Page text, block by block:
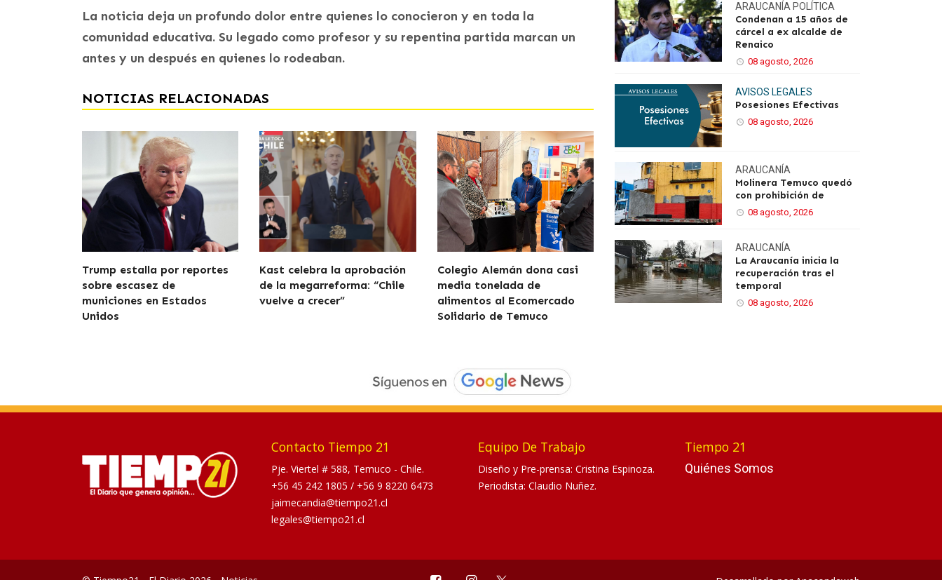
La noticia deja un profundo dolor entre quienes lo conocieron y en toda la
comunidad educativa. Su legado como profesor y su repentina partida marcan un
antes y un después en quienes lo rodeaban.
NOTICIAS RELACIONADAS
Trump estalla por reportes
sobre escasez de
municiones en Estados
Unidos
Kast celebra la aprobación
de la megarreforma: “Chile
vuelve a crecer”
Colegio Alemán dona casi
media tonelada de
alimentos al Ecomercado
Solidario de Temuco
ARAUCANÍA POLÍTICA
Condenan a 15 años de
cárcel a ex alcalde de
Renaico
08 agosto, 2026
AVISOS LEGALES
Posesiones Efectivas
08 agosto, 2026
ARAUCANÍA
Molinera Temuco quedó
con prohibición de
08 agosto, 2026
ARAUCANÍA
La Araucanía inicia la
recuperación tras el
temporal
08 agosto, 2026
Contacto Tiempo 21
Pje. Viertel # 588, Temuco - Chile.
+56 45 242 1805 / +56 9 8220 6473
jaimecandia@tiempo21.cl
legales@tiempo21.cl
Equipo De Trabajo
Diseño y Pre-prensa: Cristina Espinoza.
Periodista: Claudio Nuñez.
Tiempo 21
Quiénes Somos